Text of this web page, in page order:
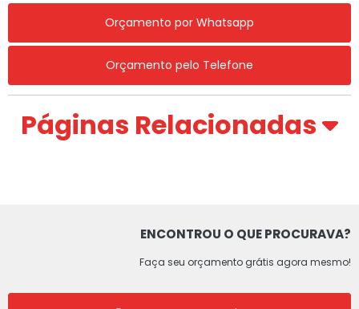
Orçamento por Whatsapp
Orçamento pelo Telefone
Páginas Relacionadas
ENCONTROU O QUE PROCURAVA?
Faça seu orçamento grátis agora mesmo!